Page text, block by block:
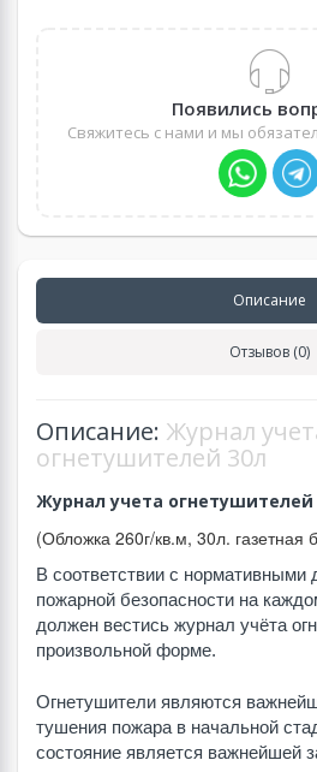
Появились
Свяжитесь с нами и мы
Описание
Отзывов (0)
Описание: Журнал
огнетушителей 30л
Журнал учета огнетушителей
(Обложка 260г/кв.м, 30л. газетная
В соответствии с нормативными
пожарной безопасности на
должен вестись журнал учёта
произвольной форме.
Огнетушители являются
тушения пожара в начальной
состояние является важнейшей